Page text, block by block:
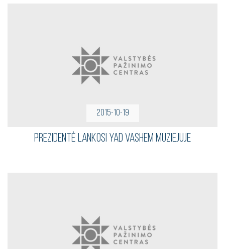
2015-10-19
Prezidentė lankosi Yad Vashem muziejuje